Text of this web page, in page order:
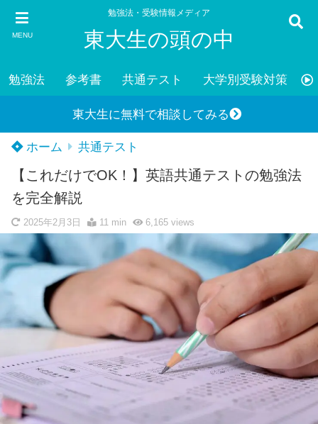
MENU
勉強法・受験情報メディア
東大生の頭の中
勉強法 参考書 共通テスト 大学別受験対策
東大生に無料で相談してみる
ホーム 共通テスト
【これだけでOK！】英語共通テストの勉強法
を完全解説
2025年2月3日 11 min 6,165views